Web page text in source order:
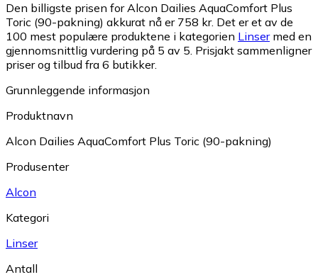
Den billigste prisen for Alcon Dailies AquaComfort Plus
Toric (90-pakning) akkurat nå er 758 kr. Det er et av de
100 mest populære produktene i kategorien Linsermed en
gjennomsnittlig vurdering på 5 av 5. Prisjakt sammenligner
priser og tilbud fra 6 butikker.
Grunnleggende informasjon
Produktnavn
Alcon Dailies AquaComfort Plus Toric (90-pakning)
Produsenter
Alcon
Kategori
Linser
Antall